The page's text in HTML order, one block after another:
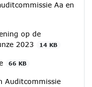
Aa en
op de
2023
14 KB
66 KB
Auditcommissie